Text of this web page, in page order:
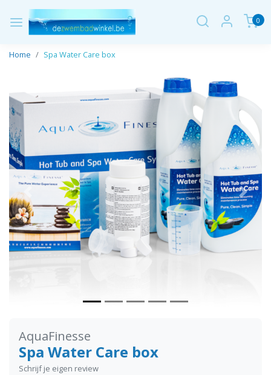
0
Home Spa Water Care box
Vorige
AquaFinesse
Spa Water Care box
Schrijf je eigen review